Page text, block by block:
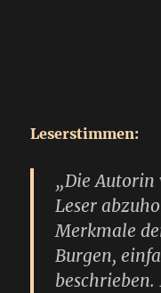
Leserstimmen:
„Die Autorin
Leser
Merkmale
Burgen,